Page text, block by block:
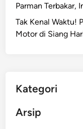
Parman Terbakar,
Tak Kenal Waktu!
Motor di Siang
Kategori
Arsip